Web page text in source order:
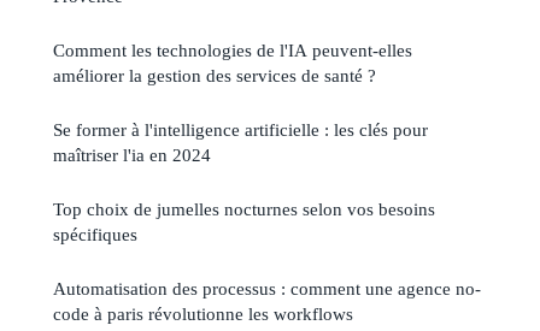
Comment les technologies de l'IA peuvent-elles
améliorer la gestion des services de santé ?
Se former à l'intelligence artificielle : les clés pour
maîtriser l'ia en 2024
Top choix de jumelles nocturnes selon vos besoins
spécifiques
Automatisation des processus : comment une agence no-
code à paris révolutionne les workflows